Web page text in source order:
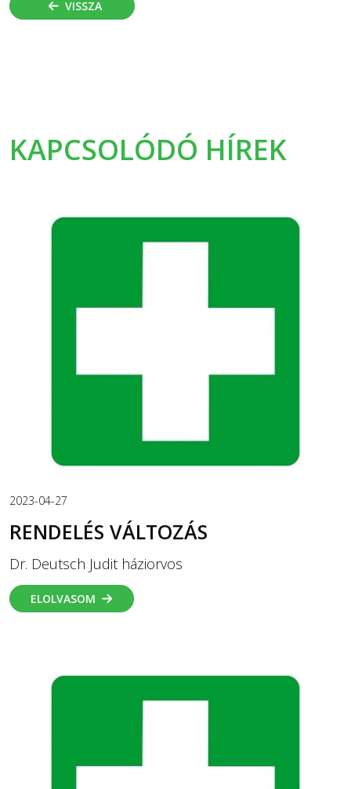
VISSZA
KAPCSOLÓDÓ HÍREK
2023-04-27
RENDELÉS VÁLTOZÁS
Dr. Deutsch Judit háziorvos
ELOLVASOM